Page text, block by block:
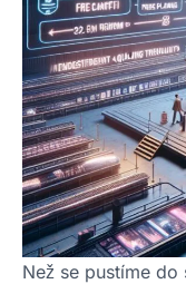
Než se pustíme do